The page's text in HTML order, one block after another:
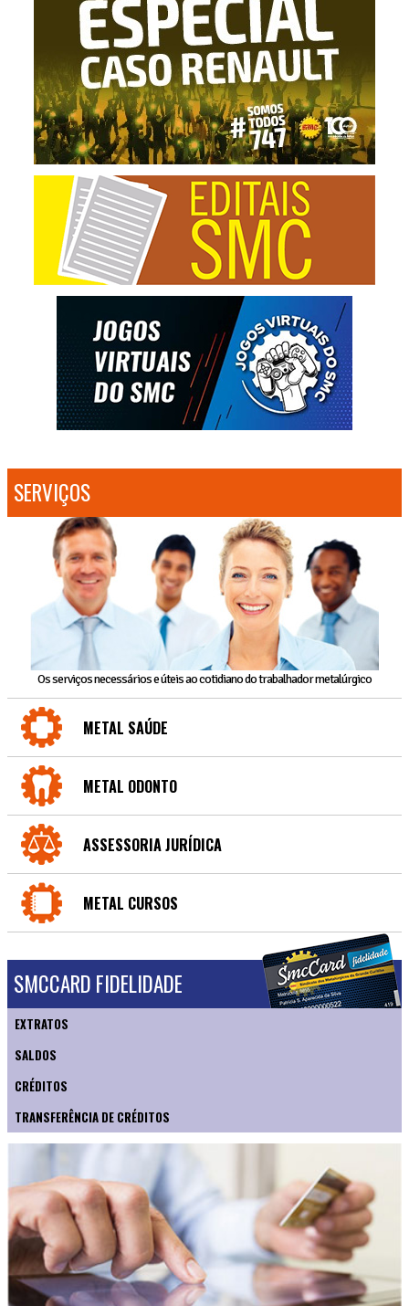
SERVIÇOS
Os serviços necessários e úteis ao cotidiano do trabalhador metalúrgico
METAL SAÚDE
METAL ODONTO
ASSESSORIA JURÍDICA
METAL CURSOS
SMCCARD FIDELIDADE
EXTRATOS
SALDOS
CRÉDITOS
TRANSFERÊNCIA DE CRÉDITOS